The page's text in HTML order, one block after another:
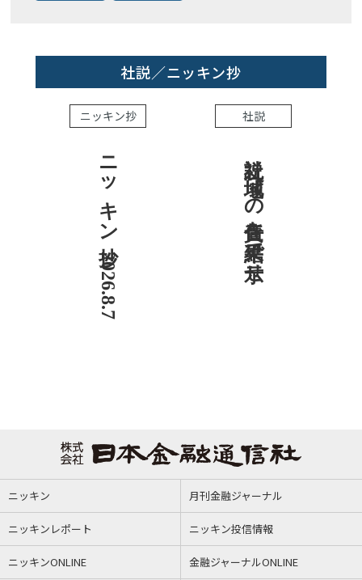
社説／ニッキン抄
ニッキン抄
ニッキン抄 2026.8.7
社説
社説 地域への責任を結果で示せ
ニッキン 月刊金融ジャーナル
ニッキンレポート ニッキン投信情報
ニッキンONLINE 金融ジャーナルONLINE